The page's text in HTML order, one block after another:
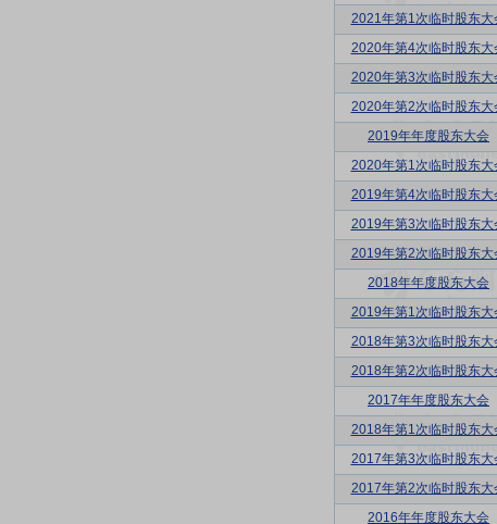
2021年第1次临时股东大
2020年第4次临时股东大
2020年第3次临时股东大
2020年第2次临时股东大
2019年年度股东大会
2020年第1次临时股东大
2019年第4次临时股东大
2019年第3次临时股东大
2019年第2次临时股东大
2018年年度股东大会
2019年第1次临时股东大
2018年第3次临时股东大
2018年第2次临时股东大
2017年年度股东大会
2018年第1次临时股东大
2017年第3次临时股东大
2017年第2次临时股东大
2016年年度股东大会